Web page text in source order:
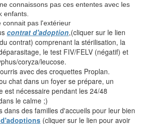
connaissons pas ces ententes avec les
enfants.
connait pas l'extérieur
contrat d'adoption,(cliquer sur le lien
contrat) comprenant la stérilisation, la
le test FIV/FELV (négatif) et
coryza/leucose.
avec des croquettes Proplan.
chat dans un foyer se prépare, un
est nécessaire pendant les 24/48
le calme ;)
dans des familles d'accueils pour leur bien
(cliquer sur le lien pour avoir